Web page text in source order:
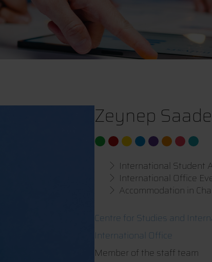
Zeynep
International Student
International Office
Accommodation in
Centre for Studies and
International Office
Member of the staff team